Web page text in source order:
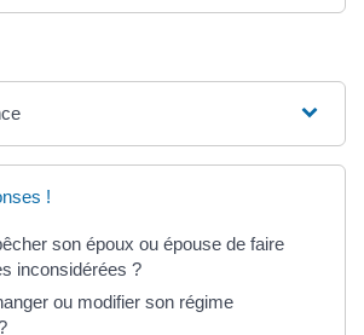
!
son époux ou épouse de faire
inconsidérées ?
ou modifier son régime